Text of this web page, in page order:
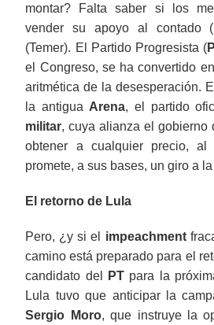
montar? Falta saber si los
vender su apoyo al contado
(Temer). El Partido Progresista (
el Congreso, se ha convertido
aritmética de la desesperación.
la antigua Arena, el partido
militar, cuya alianza el gobierno
obtener a cualquier precio, al
promete, a sus bases, un giro a
El retorno de Lula
Pero, ¿y si el impeachment
camino está preparado para el
candidato del
PTpara la
Lula tuvo que anticipar la
Sergio Moro, que instruye la